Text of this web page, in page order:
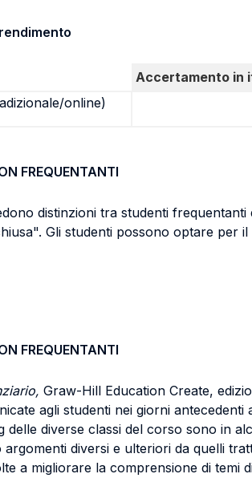
Accertamento in
online)
FREQUENTANTI
distinzioni tra studenti
Gli studenti possono optare per
FREQUENTANTI
Graw-Hill Education Create,
agli studenti nei giorni antecedenti
delle diverse classi del corso sono in
diversi e ulteriori da quelli
a migliorare la comprensione di temi